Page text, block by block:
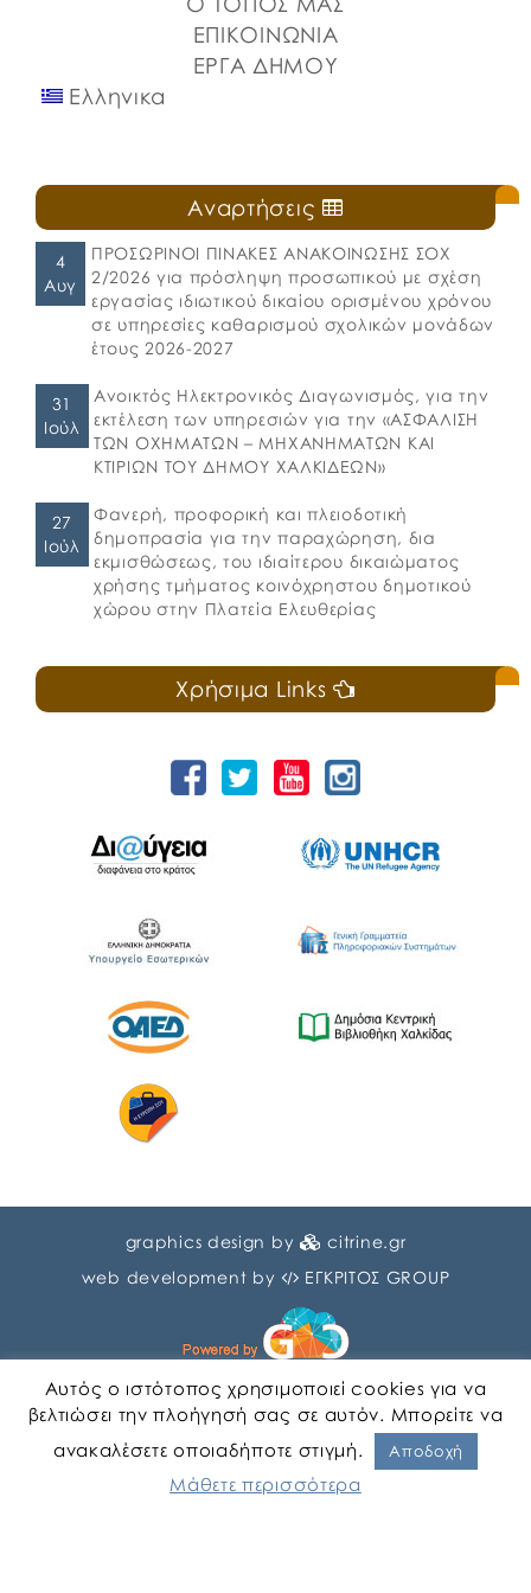
ΕΠΙΚΟΙΝΩΝΙΑ
ΕΡΓΑ ΔΗΜΟΥ
Ελληνικα
Αναρτήσεις
4
Αυγ
ΠΡΟΣΩΡΙΝΟΙ ΠΙΝΑΚΕΣ ΑΝΑΚΟΙΝΩΣΗΣ ΣΟΧ
2/2026 για πρόσληψη προσωπικού με σχέση
εργασίας ιδιωτικού δικαίου ορισμένου χρόνου
σε υπηρεσίες καθαρισμού σχολικών μονάδων
έτους 2026-2027
31
Ιούλ
Ανοικτός Ηλεκτρονικός Διαγωνισμός, για την
εκτέλεση των υπηρεσιών για την «ΑΣΦΑΛΙΣΗ
ΤΩΝ ΟΧΗΜΑΤΩΝ – ΜΗΧΑΝΗΜΑΤΩΝ ΚΑΙ
ΚΤΙΡΙΩΝ ΤΟΥ ΔΗΜΟΥ ΧΑΛΚΙΔΕΩΝ»
27
Ιούλ
Φανερή, προφορική και πλειοδοτική
δημοπρασία για την παραχώρηση, δια
εκμισθώσεως, του ιδιαίτερου δικαιώματος
χρήσης τμήματος κοινόχρηστου δημοτικού
χώρου στην Πλατεία Ελευθερίας
Χρήσιμα Links
graphics design by
citrine.gr
web development by
ΕΓΚΡΙΤΟΣ GROUP
Αυτός ο ιστότοπος χρησιμοποιεί cookies για να
βελτιώσει την πλοήγησή σας σε αυτόν. Μπορείτε να
ανακαλέσετε οποιαδήποτε στιγμή.
Αποδοχή
Μάθετε περισσότερα
Αγγλικα Ελληνικα